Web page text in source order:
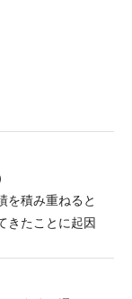
を積み重ねると
きたことに起因